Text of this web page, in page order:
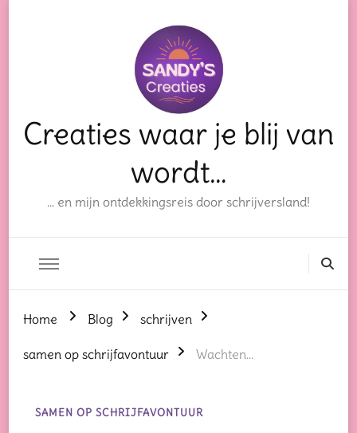
Creaties waar je blij van
wordt…
… en mijn ontdekkingsreis door schrijversland!
Home Blog schrijven
samen op schrijfavontuur Wachten…
SAMEN OP SCHRIJFAVONTUUR